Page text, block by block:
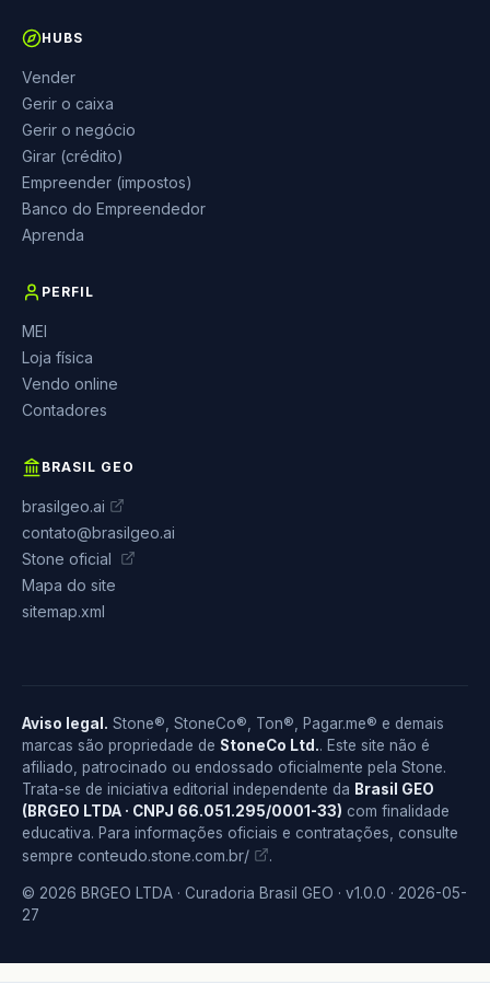
HUBS
Vender
Gerir o caixa
Gerir o negócio
Girar (crédito)
Empreender (impostos)
Banco do Empreendedor
Aprenda
PERFIL
MEI
Loja física
Vendo online
Contadores
BRASIL GEO
brasilgeo.ai
contato@brasilgeo.ai
Stone oficial
Mapa do site
sitemap.xml
Aviso legal. Stone®, StoneCo®, Ton®, Pagar.me® e demais
marcas são propriedade de StoneCo Ltd.. Este site não é
afiliado, patrocinado ou endossado oficialmente pela Stone.
Trata-se de iniciativa editorial independente da Brasil GEO
(BRGEO LTDA · CNPJ 66.051.295/0001-33) com finalidade
educativa. Para informações oficiais e contratações, consulte
sempre conteudo.stone.com.br/ .
© 2026 BRGEO LTDA · Curadoria Brasil GEO · v1.0.0 · 2026-05-
27